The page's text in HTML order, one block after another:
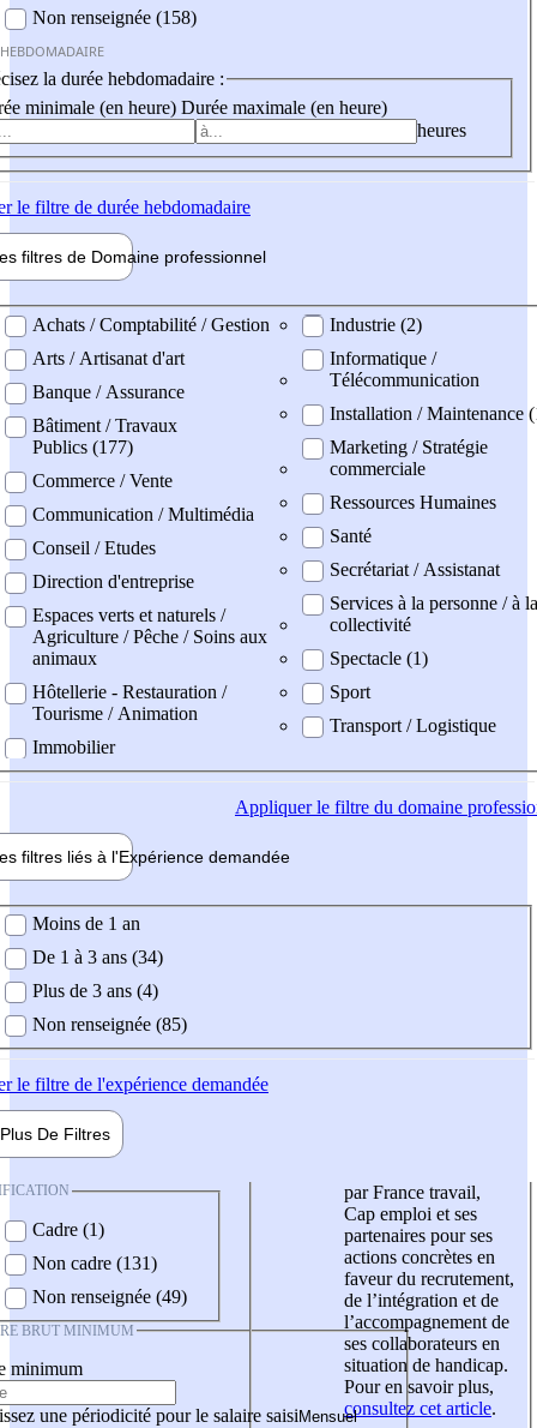
Non renseignée (158)
la durée hebdomadaire :
minimale (en heure) Durée maximale (en heure)
heures
le filtre de durée hebdomadaire
filtres de Domaine professionnel
professionel
Achats / Comptabilité / Gestion
Arts / Artisanat d'art
Banque / Assurance
Bâtiment / Travaux
Publics (177)
Commerce / Vente
Communication / Multimédia
Conseil / Etudes
Direction d'entreprise
Espaces verts et naturels /
Agriculture / Pêche / Soins aux
animaux
Hôtellerie - Restauration /
Tourisme / Animation
Immobilier
Industrie (2)
Informatique /
Télécommunication
Installation / Maintenance
Marketing / Stratégie
commerciale
Ressources Humaines
Santé
Secrétariat / Assistanat
Services à la personne / à la
collectivité
Spectacle (1)
Sport
Transport / Logistique
Appliquerle filtre du domaine
filtres liés à l'Expérience demandée
demandée
Moins de 1 an
De 1 à 3 ans (34)
Plus de 3 ans (4)
Non renseignée (85)
le filtre de l'expérience demandée
Plus De Filtres
Cadre (1)
Non cadre (131)
Non renseignée (49)
BRUT MINIMUM
minimum
une périodicité pour le salaire saisi
par France travail,
Cap emploi et ses
partenaires pour ses
actions concrètes en
faveur du recrutement,
de l’intégration et de
l’accompagnement de
ses collaborateurs en
situation de handicap.
Pour en savoir plus,
consultez cet article.